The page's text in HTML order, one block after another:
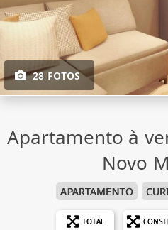
28 FOTOS
Apartamento à
Novo
APARTAMENTO
TOTAL